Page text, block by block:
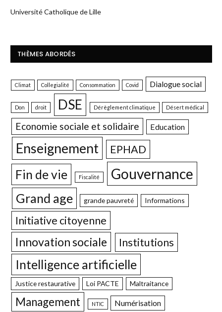
Université Catholique de Lille
THÈMES ABORDÉS
Climat Collegialité Consommation Covid Dialogue social
Don droit DSE Dérèglement climatique Désert médical
Economie sociale et solidaire Education
Enseignement EPHAD
Fin de vie Fiscalité Gouvernance
Grand age grande pauvreté Informations
Initiative citoyenne
Innovation sociale Institutions
Intelligence artificielle
Justice restaurative Loi PACTE Maltraitance
Management NTIC Numérisation